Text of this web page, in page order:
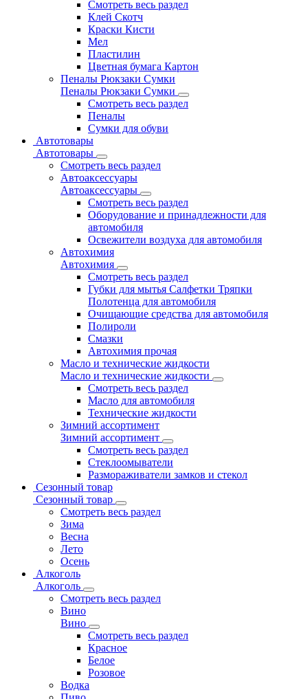
Смотреть весь раздел
Клей Скотч
Краски Кисти
Мел
Пластилин
Цветная бумага Картон
Пеналы Рюкзаки Сумки
Пеналы Рюкзаки Сумки
Смотреть весь раздел
Пеналы
Сумки для обуви
Автотовары
Автотовары
Смотреть весь раздел
Автоаксессуары
Автоаксессуары
Смотреть весь раздел
Оборудование и принадлежности для
автомобиля
Освежители воздуха для автомобиля
Автохимия
Автохимия
Смотреть весь раздел
Губки для мытья Салфетки Тряпки
Полотенца для автомобиля
Очищающие средства для автомобиля
Полироли
Смазки
Автохимия прочая
Масло и технические жидкости
Масло и технические жидкости
Смотреть весь раздел
Масло для автомобиля
Технические жидкости
Зимний ассортимент
Зимний ассортимент
Смотреть весь раздел
Стеклоомыватели
Размораживатели замков и стекол
Сезонный товар
Сезонный товар
Смотреть весь раздел
Зима
Весна
Лето
Осень
Алкоголь
Алкоголь
Смотреть весь раздел
Вино
Вино
Смотреть весь раздел
Красное
Белое
Розовое
Водка